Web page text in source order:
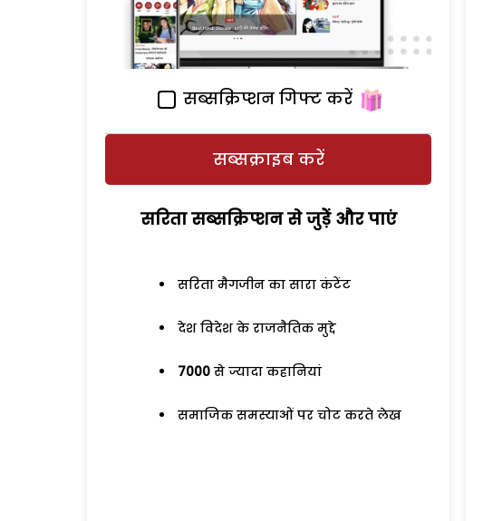
सब्सक्रिप्शन गिफ्ट करें
सब्सक्राइब करें
सरिता सब्सक्रिप्शन से जुड़ेें और पाएं
सरिता मैगजीन का सारा कंटेंट
देश विदेश के राजनैतिक मुद्दे
7000 से ज्यादा कहानियां
समाजिक समस्याओं पर चोट करते लेख